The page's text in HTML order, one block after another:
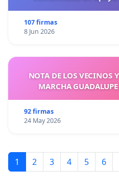
107 firmas
8 Jun 2026
NOTA DE LOS VECINOS
MARCHA
92 firmas
24 May 2026
1 2 3 4 5 6